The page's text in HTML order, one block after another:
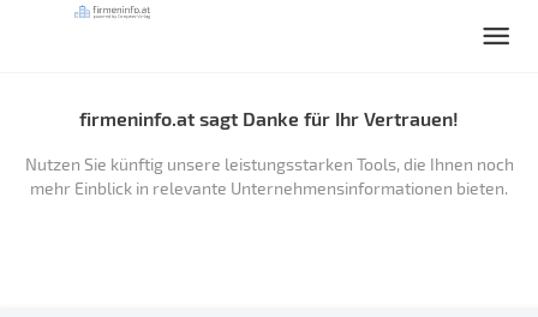
firmeninfo.at sagt Danke für Ihr Vertrauen!
Nutzen Sie künftig unsere leistungsstarken Tools, die Ihnen noch
mehr Einblick in relevante Unternehmensinformationen bieten.